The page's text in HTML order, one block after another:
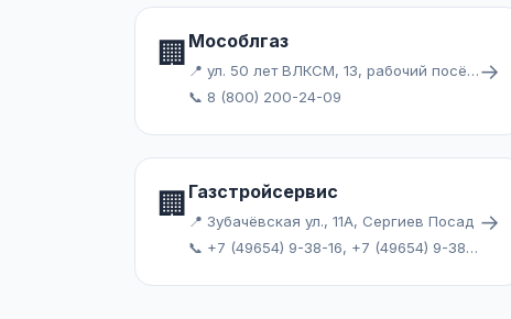
🏢 Мособлгаз
📍 ул. 50 лет ВЛКСМ, 13, рабочий посёлок Серебряные Пруды
📞 8 (800) 200-24-09
→
🏢 Газстройсервис
📍 Зубачёвская ул., 11А, Сергиев Посад
📞 +7 (49654) 9-38-16, +7 (49654) 9-38-48
→